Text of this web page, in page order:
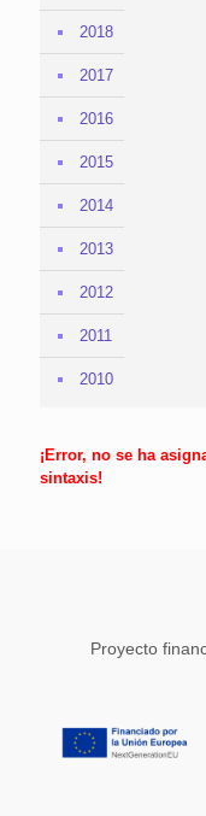
2018
2017
2016
2015
2014
2013
2012
2011
2010
¡Error, no se ha
sintaxis!
Proyecto